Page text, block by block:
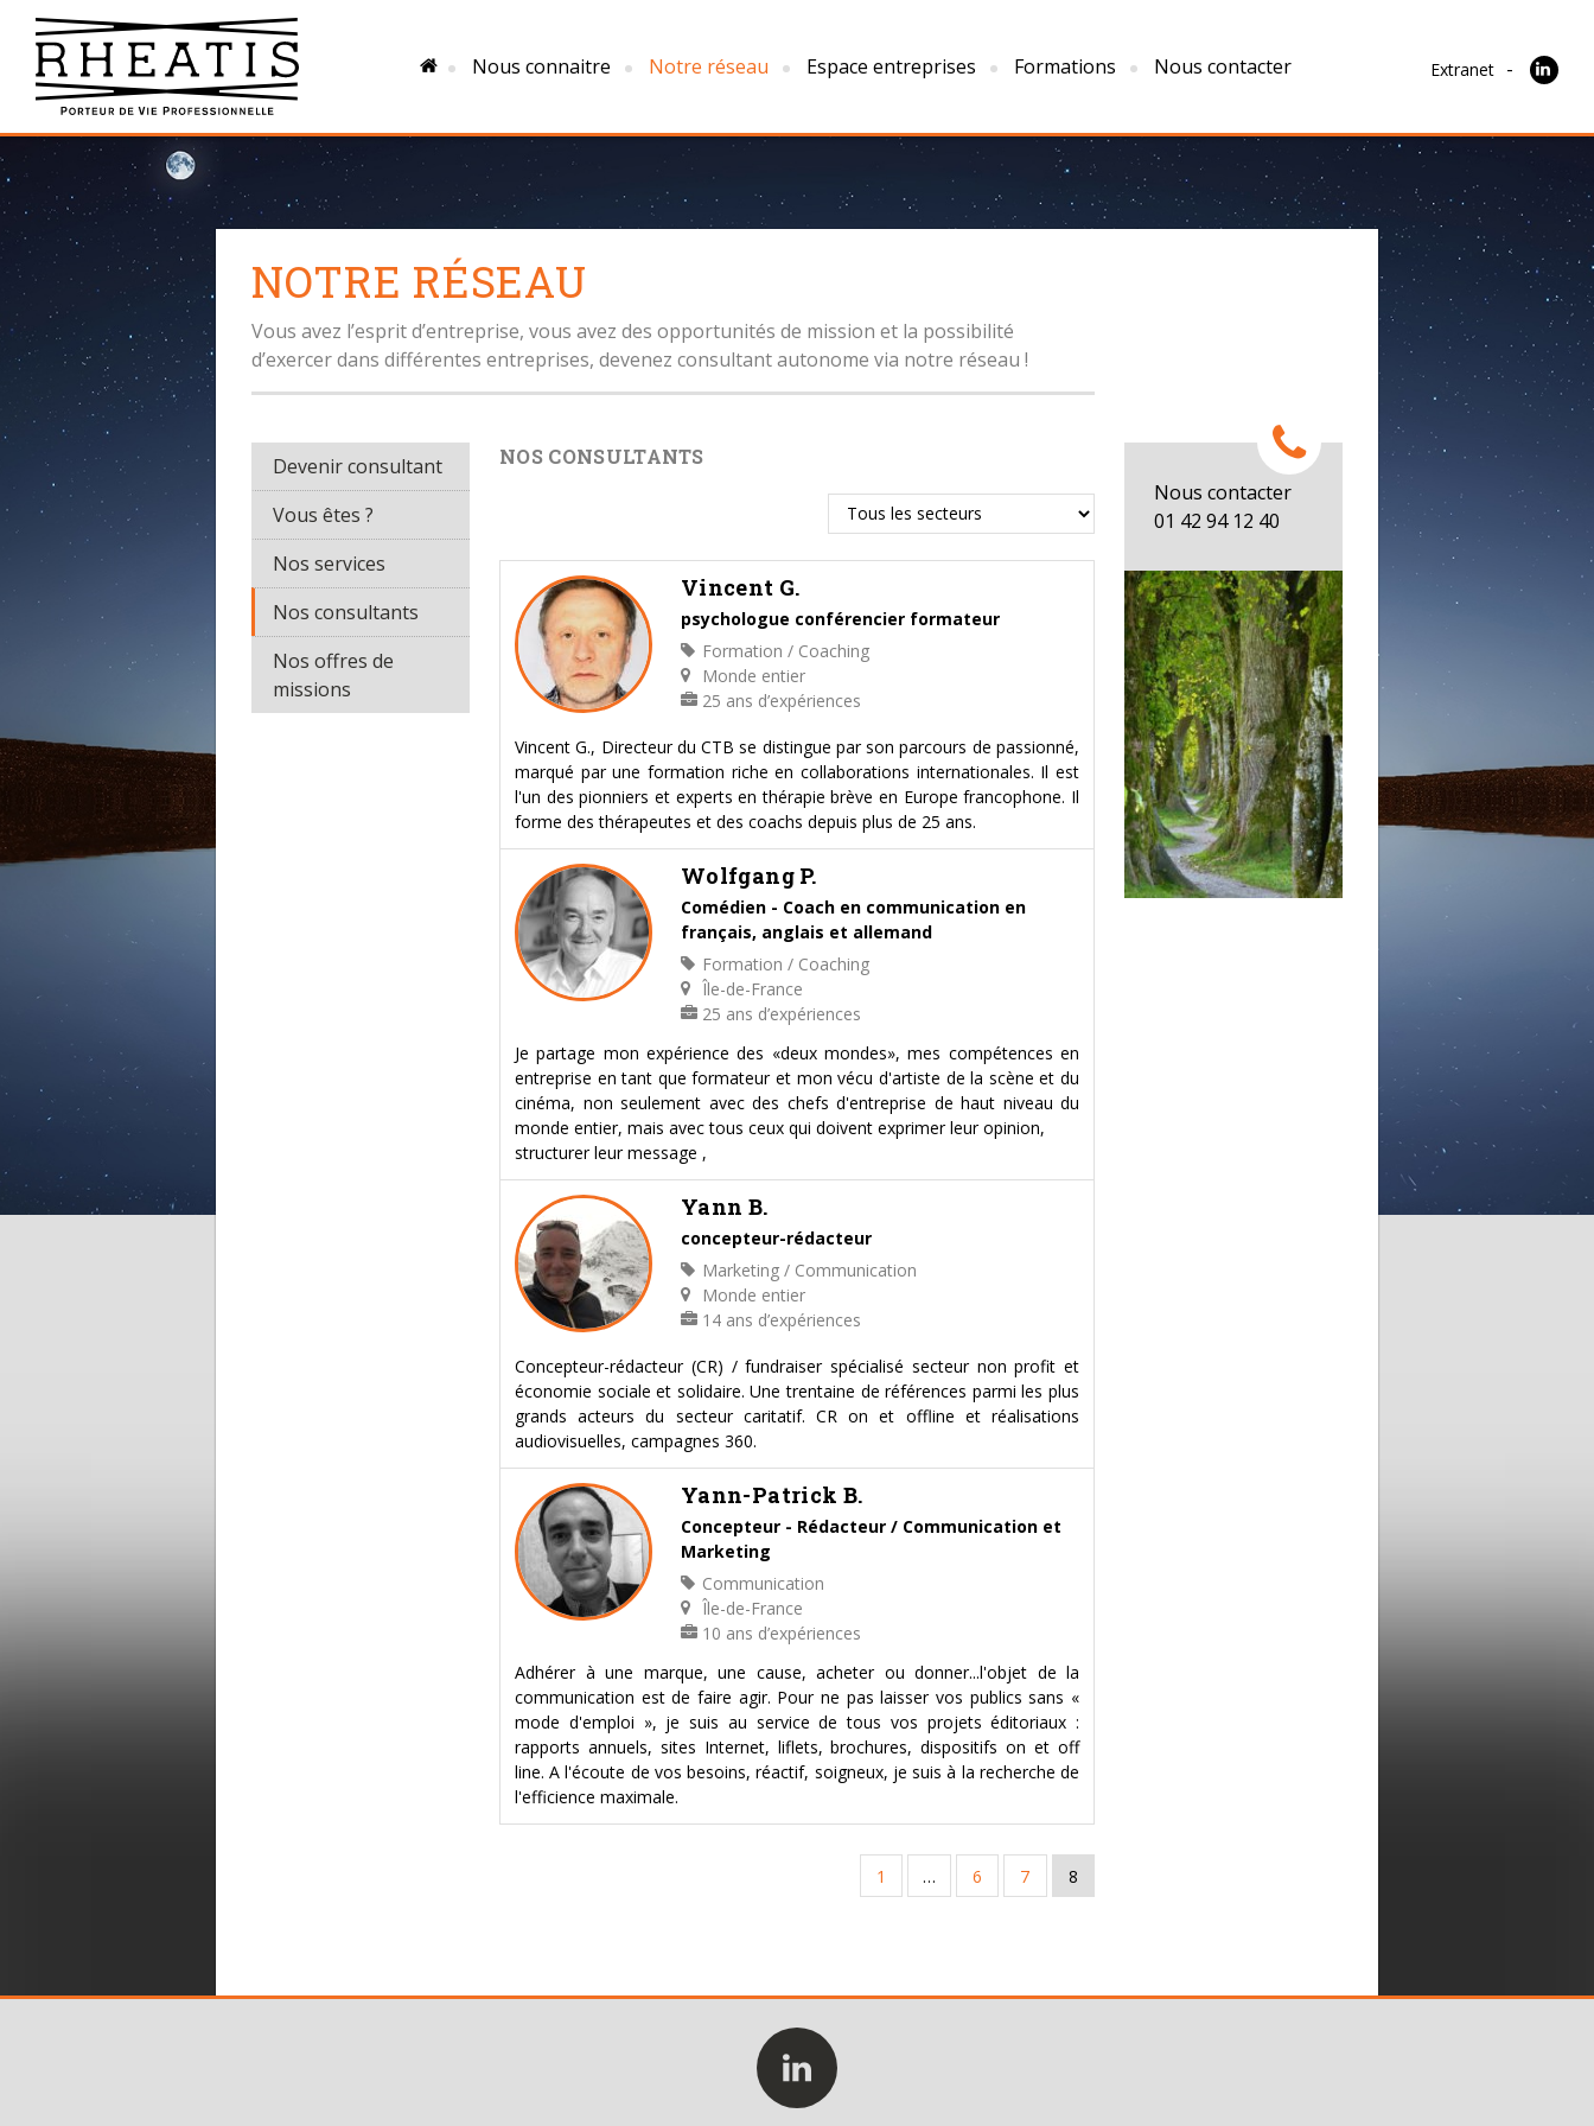
Nous connaitre Notre réseau Espace entreprises Formations Nous contacter Extranet
NOTRE RÉSEAU
Vous avez l’esprit d’entreprise, vous avez des opportunités de mission et la possibilité
d’exercer dans différentes entreprises, devenez consultant autonome via notre réseau !
Devenir consultant
Vous êtes ?
Nos services
Nos consultants
Nos offres de
missions
NOS CONSULTANTS
Vincent G.
psychologue conférencier formateur
Formation / Coaching
Monde entier
25 ans d’expériences
Vincent G., Directeur du CTB se distingue par son parcours de passionné,
marqué par une formation riche en collaborations internationales. Il est
l'un des pionniers et experts en thérapie brève en Europe francophone. Il
forme des thérapeutes et des coachs depuis plus de 25 ans.
Wolfgang P.
Comédien - Coach en communication en
français, anglais et allemand
Formation / Coaching
Île-de-France
25 ans d’expériences
Je partage mon expérience des «deux mondes», mes compétences en
entreprise en tant que formateur et mon vécu d'artiste de la scène et du
cinéma, non seulement avec des chefs d'entreprise de haut niveau du
monde entier, mais avec tous ceux qui doivent exprimer leur opinion,
structurer leur message ,
Yann B.
concepteur-rédacteur
Marketing / Communication
Monde entier
14 ans d’expériences
Concepteur-rédacteur (CR) / fundraiser spécialisé secteur non profit et
économie sociale et solidaire. Une trentaine de références parmi les plus
grands acteurs du secteur caritatif. CR on et offline et réalisations
audiovisuelles, campagnes 360.
Yann-Patrick B.
Concepteur - Rédacteur / Communication et
Marketing
Communication
Île-de-France
10 ans d’expériences
Adhérer à une marque, une cause, acheter ou donner...l'objet de la
communication est de faire agir. Pour ne pas laisser vos publics sans «
mode d'emploi », je suis au service de tous vos projets éditoriaux :
rapports annuels, sites Internet, liflets, brochures, dispositifs on et off
line. A l'écoute de vos besoins, réactif, soigneux, je suis à la recherche de
l'efficience maximale.
1 … 6 7 8
Nous contacter
01 42 94 12 40